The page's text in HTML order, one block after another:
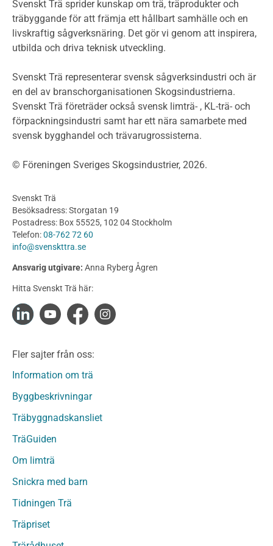
Termer och förkortningar
Planering
Klimatkalkylator hallar
Projektering av trähus - generellt
Byggsystem
Fasadsystem i skivmaterial
Bullerskärmar och andra utomhuskonstruktioner
Byggnation och utförande
Utförande
Produkter
Konstruktionsvirke
Konstruktionsvirke Behandlat
Konstruktionsvirke Fingerskarvat
Konstruktionsvirke Fingerskarvat Obehandlat
Limträ
Fanerträ
Fanerträ Obehandlat
Träpanel och Utvändig beklädnad Behandlat
Träpanel och utvändig beklädnad Obehandlat
Trägolv
Sågat virke
Sågat virke Behandlat
Övriga träprodukter
Svenskt Trä sprider kunskap om trä, träprodukter och
träbyggande för att främja ett hållbart samhälle och en
livskraftig sågverksnäring. Det gör vi genom att inspirera,
utbilda och driva teknisk utveckling.
Svenskt Trä representerar svensk sågverksindustri och är
en del av branschorganisationen Skogsindustrierna.
Svenskt Trä företräder också svensk limträ- , KL-trä- och
förpackningsindustri samt har ett nära samarbete med
svensk bygghandel och trävarugrossisterna.
© Föreningen Sveriges Skogsindustrier, 2026.
Svenskt Trä
Besöksadress: Storgatan 19
Postadress: Box 55525, 102 04 Stockholm
Telefon:08-762 72 60
info@svenskttra.se
Ansvarig utgivare: Anna Ryberg Ågren
Hitta Svenskt Trä här:
Fler sajter från oss:
Information om trä
Byggbeskrivningar
Träbyggnadskansliet
TräGuiden
Om limträ
Snickra med barn
Tidningen Trä
Träpriset